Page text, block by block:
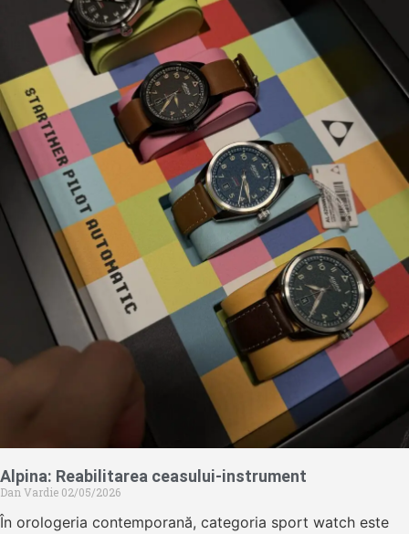
Alpina: Reabilitarea ceasului-instrument
Dan Vardie 02/05/2026
În orologeria contemporană, categoria sport watch este